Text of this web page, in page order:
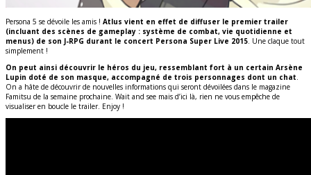
Persona 5 se dévoile les amis ! Atlus vient en effet de diffuser le premier trailer
(incluant des scènes de gameplay : système de combat, vie quotidienne et
menus) de son J-RPG durant le concert Persona Super Live 2015. Une claque tout
simplement !
On peut ainsi découvrir le héros du jeu, ressemblant fort à un certain Arsène
Lupin doté de son masque, accompagné de trois personnages dont un chat.
On a hâte de découvrir de nouvelles informations qui seront dévoilées dans le magazine
Famitsu de la semaine prochaine. Wait and see mais d’ici là, rien ne vous empêche de
visualiser en boucle le trailer. Enjoy !